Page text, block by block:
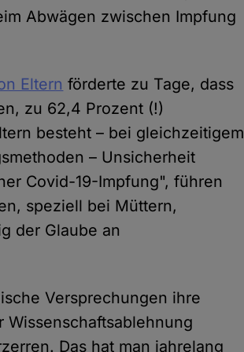
Abwägen zwischen Impfung
Eltern förderte zu Tage, dass
zu 62,4 Prozent (!)
besteht – bei gleichzeitigem
– Unsicherheit
Covid-19-Impfung", führen
speziell bei Müttern,
der Glaube an
Versprechungen ihre
Das hat man jahrelang